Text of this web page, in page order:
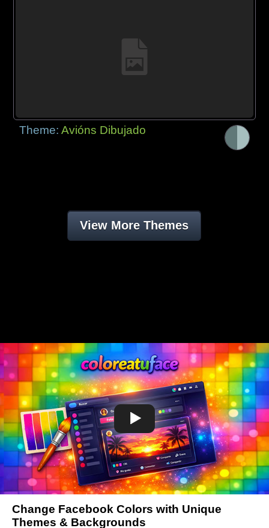
Theme:Avións Dibujado
View More Themes
Change Facebook Colors with Unique
Themes & Backgrounds